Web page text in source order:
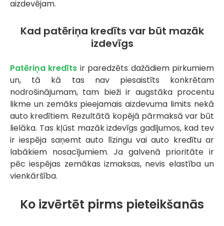
aizdevējam.
Kad patēriņa kredīts var būt mazāk
izdevīgs
Patēriņa kredīts ir paredzēts dažādiem pirkumiem
un, tā kā tas nav piesaistīts konkrētam
nodrošinājumam, tam bieži ir augstāka procentu
likme un zemāks pieejamais aizdevuma limits nekā
auto kredītiem. Rezultātā kopējā pārmaksā var būt
lielāka. Tas kļūst mazāk izdevīgs gadījumos, kad tev
ir iespēja saņemt auto līzingu vai auto kredītu ar
labākiem nosacījumiem. Ja galvenā prioritāte ir
pēc iespējas zemākas izmaksas, nevis elastība un
vienkāršība.
Ko izvērtēt pirms pieteikšanās